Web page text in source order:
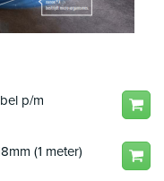
p/m
(1 meter)